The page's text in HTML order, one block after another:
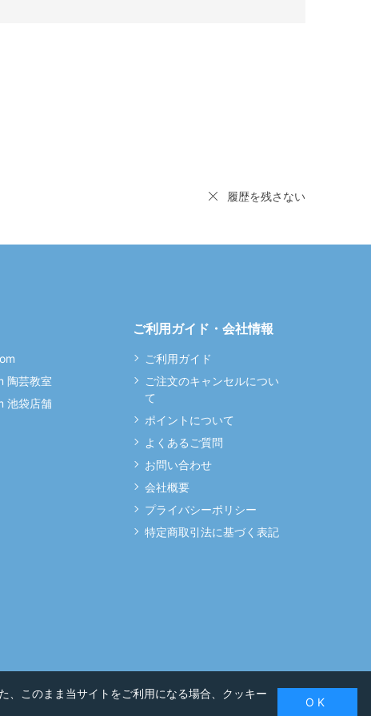
履歴を残さない
陶芸教室
池袋店舗
ご利用ガイド・会社情報
ご利用ガイド
ご注文のキャンセルについ
て
ポイントについて
よくあるご質問
お問い合わせ
会社概要
プライバシーポリシー
特定商取引法に基づく表記
、このまま当サイトをご利用になる場合、クッキー
O K